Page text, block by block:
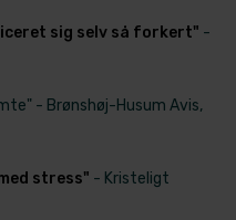
sig selv så forkert" -
- Brønshøj-Husum Avis,
stress" - Kristeligt